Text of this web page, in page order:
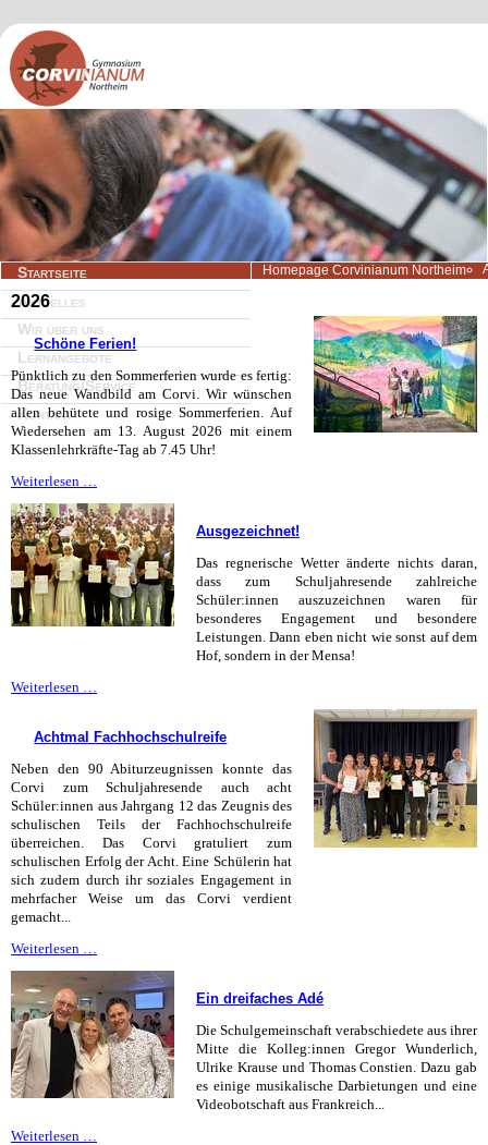
Navigation
überspringen
Startseite
Aktuelles
Wir über uns
Lernangebote
Beratung/Service
Kontakt
Homepage Corvinianum Northeim
2026
Schöne Ferien!
Pünktlich zu den Sommerferien wurde es fertig:
Das neue Wandbild am Corvi. Wir wünschen
allen behütete und rosige Sommerferien. Auf
Wiedersehen am 13. August 2026 mit einem
Klassenlehrkräfte-Tag ab 7.45 Uhr!
Weiterlesen …
Ausgezeichnet!
Das regnerische Wetter änderte nichts daran,
dass zum Schuljahresende zahlreiche
Schüler:innen auszuzeichnen waren für
besonderes Engagement und besondere
Leistungen. Dann eben nicht wie sonst auf dem
Hof, sondern in der Mensa!
Weiterlesen …
Achtmal Fachhochschulreife
Neben den 90 Abiturzeugnissen konnte das
Corvi zum Schuljahresende auch acht
Schüler:innen aus Jahrgang 12 das Zeugnis des
schulischen Teils der Fachhochschulreife
überreichen. Das Corvi gratuliert zum
schulischen Erfolg der Acht. Eine Schülerin hat
sich zudem durch ihr soziales Engagement in
mehrfacher Weise um das Corvi verdient
gemacht...
Weiterlesen …
Ein dreifaches Adé
Die Schulgemeinschaft verabschiedete aus ihrer
Mitte die Kolleg:innen Gregor Wunderlich,
Ulrike Krause und Thomas Constien. Dazu gab
es einige musikalische Darbietungen und eine
Videobotschaft aus Frankreich...
Weiterlesen …